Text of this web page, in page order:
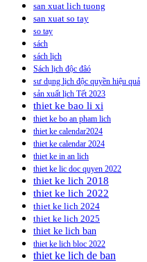
san xuat lich tuong
san xuat so tay
so tay
sách
sách lịch
Sách lịch độc đâó
sư dụng lịch độc quyền hiệu quả
sản xuất lịch Tết 2023
thiet ke bao li xi
thiet ke bo an pham lich
thiet ke calendar2024
thiet ke calendar 2024
thiet ke in an lich
thiet ke lic doc quyen 2022
thiet ke lich 2018
thiet ke lich 2022
thiet ke lich 2024
thiet ke lich 2025
thiet ke lich ban
thiet ke lich bloc 2022
thiet ke lich de ban